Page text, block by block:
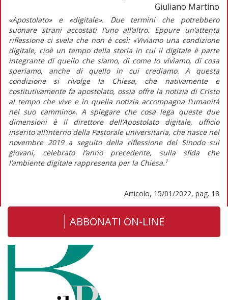
Giuliano Martino
«Apostolato» e «digitale». Due termini che potrebbero
suonare strani accostati l’uno all’altro. Eppure un’attenta
riflessione ci svela che non è così: «Viviamo una condizione
digitale, cioè un tempo della storia in cui il digitale è parte
integrante di quello che siamo, di come lo viviamo, di cosa
speriamo, anche di quello in cui crediamo. A questa
condizione si rivolge la Chiesa, che nativamente e
costitutivamente fa apostolato, ossia offre la notizia di Cristo
al tempo che vive e in quella notizia accompagna l’umanità
nel suo cammino». A spiegare che cosa lega queste due
dimensioni è il direttore dell’Apostolato digitale, ufficio
inserito all’interno della Pastorale universitaria, che nasce nel
novembre 2019 a seguito della riflessione del Sinodo sui
giovani, celebrato l’anno precedente, sulla sfida che
l’ambiente digitale rappresenta per la Chiesa. 1
Articolo, 15/01/2022, pag. 18
ABBONATI ON-LINE